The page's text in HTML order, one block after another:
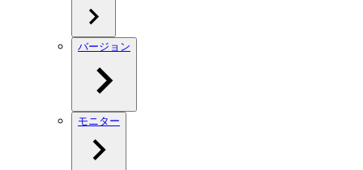
バージョン
モニター